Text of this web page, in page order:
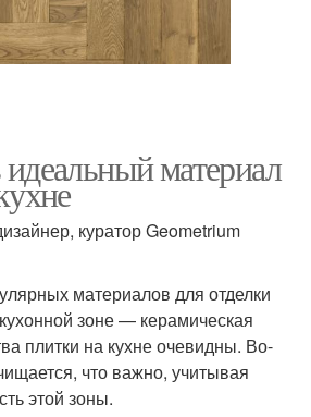
материал
куратор Geometrium
материалов для отделки
зоне — керамическая
плитки на кухне очевидны. Во-
что важно, учитывая
этой зоны.